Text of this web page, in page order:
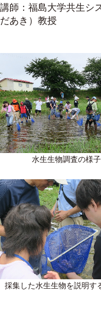
講師：福島大学共生
だあき）教授
水生生物調査の様子
採集した水生生物を説明す